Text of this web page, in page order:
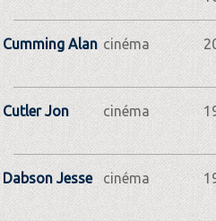
Cumming Alan cinéma
Cutler Jon cinéma
Dabson Jesse cinéma